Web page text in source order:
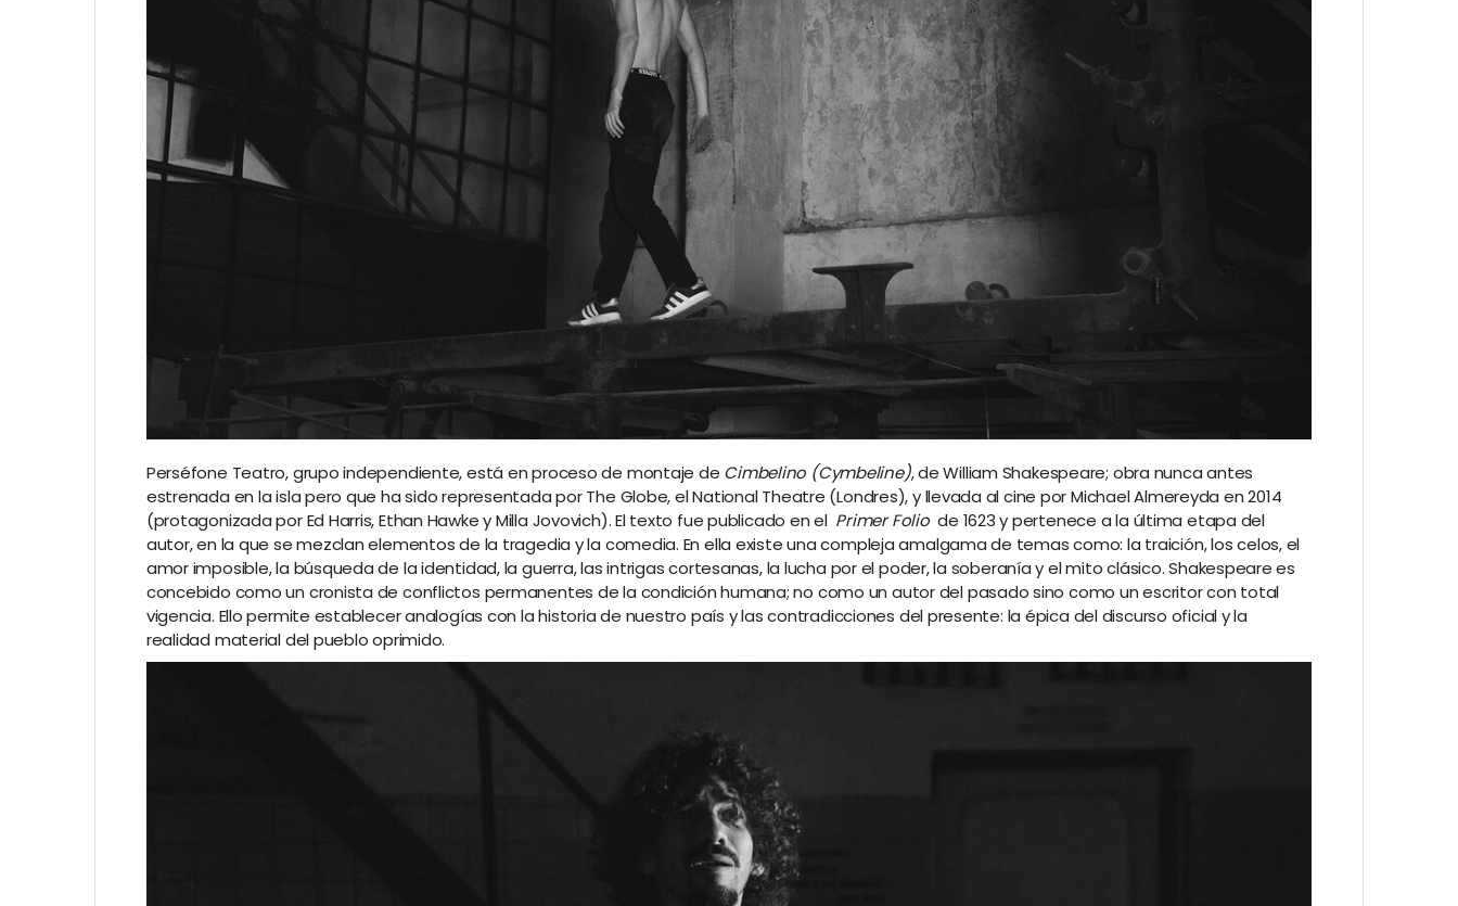
Perséfone Teatro, grupo independiente, está en proceso de montaje de Cimbelino (Cymbeline),de William Shakespeare; obra nunca antes
estrenada en la isla pero que ha sido representada por The Globe, el National Theatre (Londres), y llevada al cine por Michael Almereyda en 2014
(protagonizada por Ed Harris, Ethan Hawke y Milla Jovovich). El texto fue publicado en el Primer Folio de 1623 y pertenece a la última etapa del
autor, en la que se mezclan elementos de la tragedia y la comedia. En ella existe una compleja amalgama de temas como: la traición, los celos, el
amor imposible, la búsqueda de la identidad, la guerra, las intrigas cortesanas, la lucha por el poder, la soberanía y el mito clásico. Shakespeare es
concebido como un cronista de conflictos permanentes de la condición humana; no como un autor del pasado sino como un escritor con total
vigencia. Ello permite establecer analogías con la historia de nuestro país y las contradicciones del presente: la épica del discurso oficial y la
realidad material del pueblo oprimido.